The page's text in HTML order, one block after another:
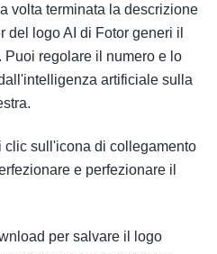
volta terminata la descrizione
del logo AI di Fotor generi il
regolare il numero e lo
artificiale sulla
clic sull'icona di collegamento
e perfezionare il
per salvare il logo